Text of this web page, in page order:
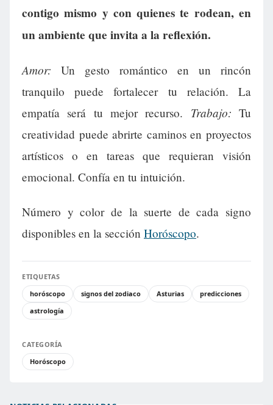
contigo mismo y con quienes te rodean, en
un ambiente que invita a la reflexión.
Amor: Un gesto romántico en un rincón
tranquilo puede fortalecer tu relación. La
empatía será tu mejor recurso. Trabajo: Tu
creatividad puede abrirte caminos en proyectos
artísticos o en tareas que requieran visión
emocional. Confía en tu intuición.
Número y color de la suerte de cada signo
disponibles en la sección Horóscopo.
ETIQUETAS
horóscopo
signos del zodiaco Asturias
predicciones
astrología
CATEGORÍA
Horóscopo